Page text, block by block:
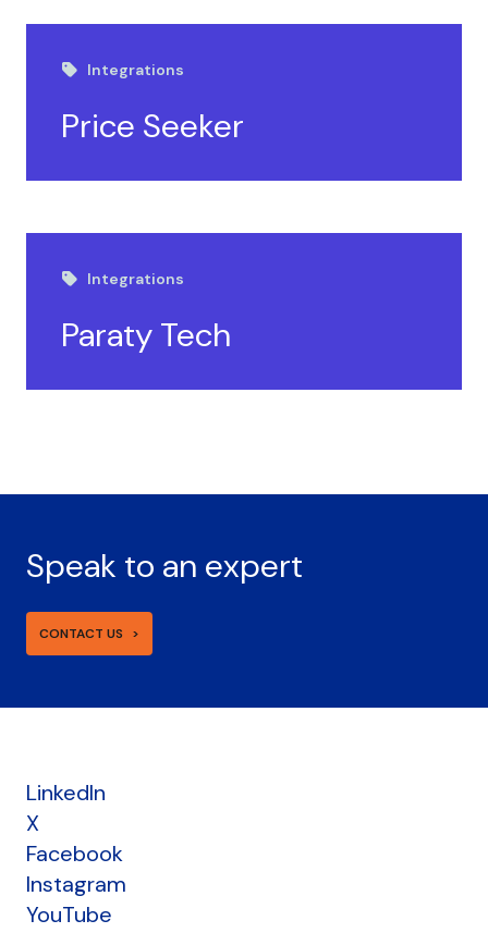
Integrations
Price Seeker
Integrations
Paraty Tech
Speak to an expert
CONTACT US
LinkedIn
X
Facebook
Instagram
YouTube